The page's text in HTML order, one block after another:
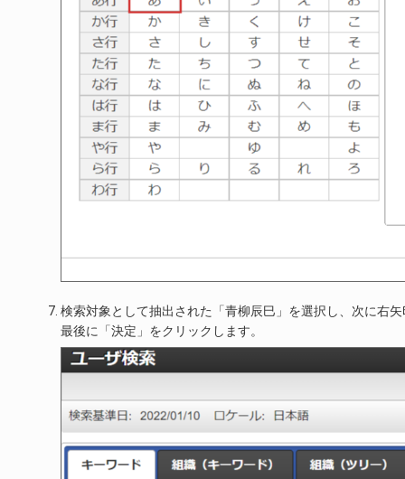
検索対象として抽出された「青柳辰巳」を選択し、次に右
最後に「決定」をクリックします。